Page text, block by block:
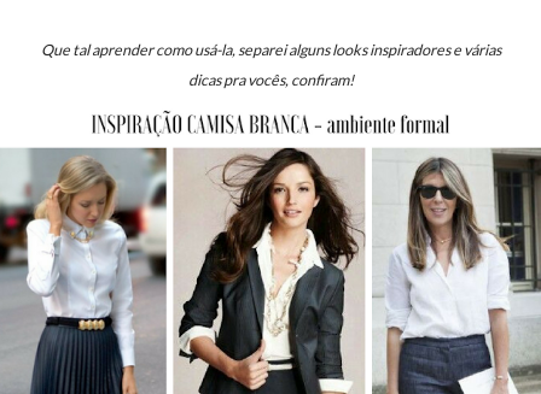
Que tal aprender como usá-la, separei alguns looks inspiradores e várias
dicas pra vocês, confiram!